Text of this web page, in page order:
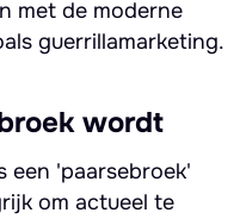
met de moderne
guerrillamarketing.
wordt
een 'paarsebroek'
om actueel te